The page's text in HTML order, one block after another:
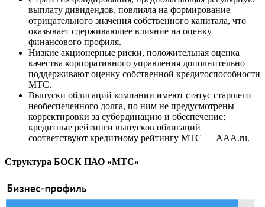
выплату дивидендов, повлияла на формирование
отрицательного значения собственного капитала, что
оказывает сдерживающее влияние на оценку
финансового профиля.
Низкие акционерные риски, положительная оценка
качества корпоративного управления дополнительно
поддерживают оценку собственной кредитоспособности
МТС.
Выпуски облигаций компании имеют статус старшего
необеспеченного долга, по ним не предусмотрены
корректировки за субординацию и обеспечение;
кредитные рейтинги выпусков облигаций
соответствуют кредитному рейтингу МТС — ААA.ru.
Структура БОСК ПАО «МТС»